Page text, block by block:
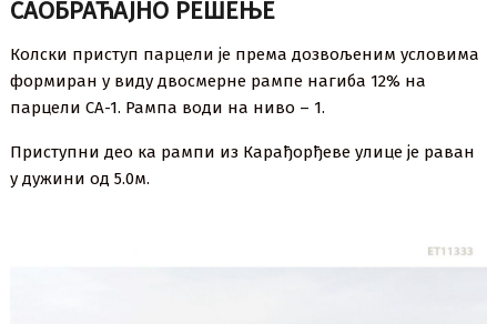
САОБРАЋАЈНО РЕШЕЊЕ
Колски приступ парцели је према дозвољеним условима
формиран у виду двосмерне рампе нагиба 12% на
парцели СА-1. Рампа води на ниво – 1.
Приступни део ка рампи из Карађорђеве улице је раван
у дужини од 5.0м.